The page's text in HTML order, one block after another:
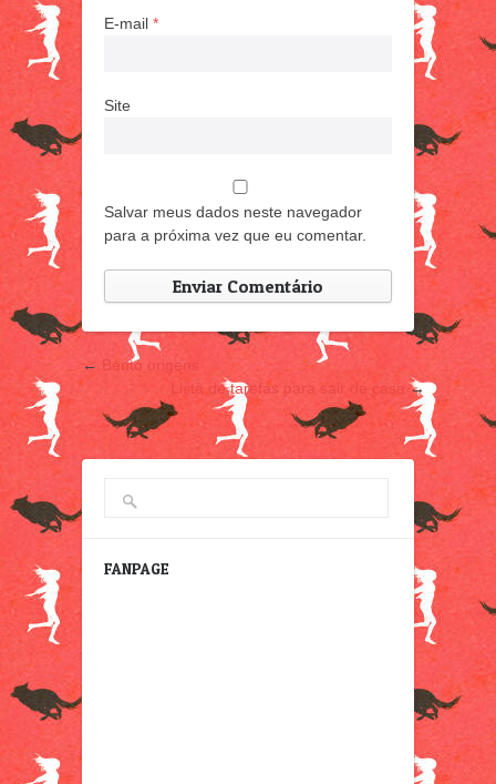
E-mail *
Site
Salvar meus dados neste navegador
para a próxima vez que eu comentar.
← Bento origens
Lista de tarefas para sair de casa →
FANPAGE